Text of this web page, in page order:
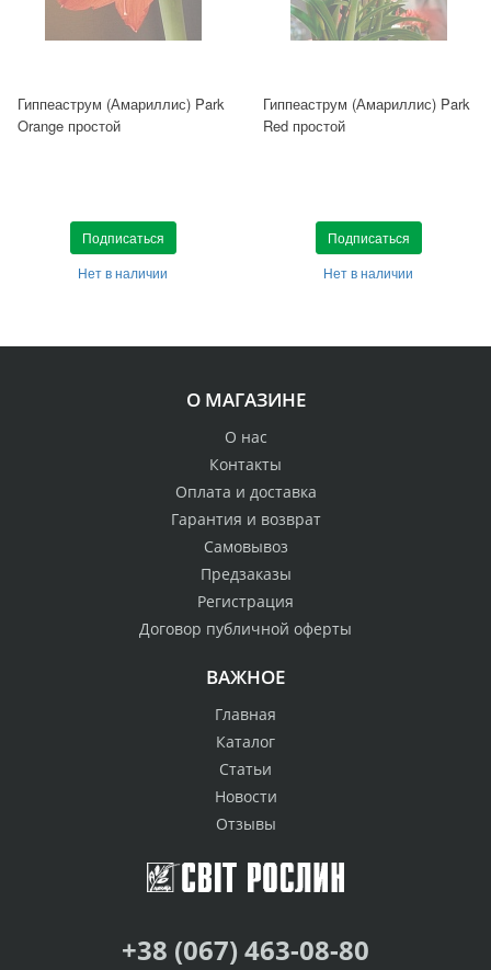
Гиппеаструм (Амариллис) Park
Orange простой
Подписаться
Нет в наличии
Гиппеаструм (Амариллис) Park
Red простой
Подписаться
Нет в наличии
О МАГАЗИНЕ
О нас
Контакты
Оплата и доставка
Гарантия и возврат
Самовывоз
Предзаказы
Регистрация
Договор публичной оферты
ВАЖНОЕ
Главная
Каталог
Статьи
Новости
Отзывы
+38 (067) 463-08-80